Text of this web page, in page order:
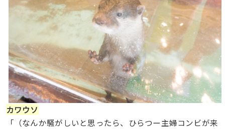
カワウソ
「（なんか騒がしいと思ったら、ひらつー主婦コンビが来